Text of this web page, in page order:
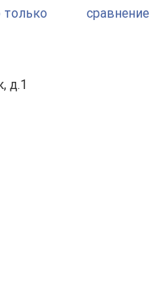
только
сравнение
д.1